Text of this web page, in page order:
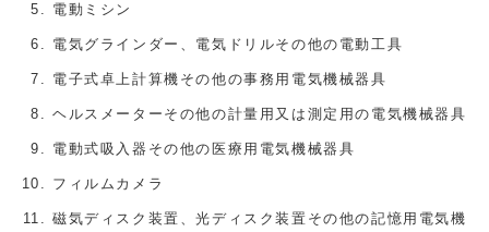
電動ミシン
電気グラインダー、電気ドリルその他の電動工具
電子式卓上計算機その他の事務用電気機械器具
ヘルスメーターその他の計量用又は測定用の電気機械器具
電動式吸入器その他の医療用電気機械器具
フィルムカメラ
磁気ディスク装置、光ディスク装置その他の記憶用電気機